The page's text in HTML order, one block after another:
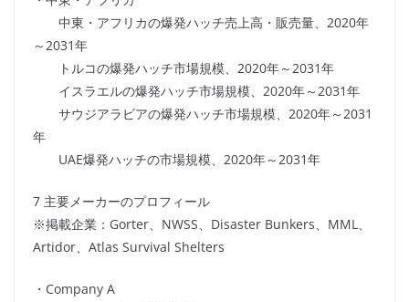
中東・アフリカの爆発ハッチ売上高・販売量、2020年
～2031年
トルコの爆発ハッチ市場規模、2020年～2031年
イスラエルの爆発ハッチ市場規模、2020年～2031年
サウジアラビアの爆発ハッチ市場規模、2020年～2031
年
UAE爆発ハッチの市場規模、2020年～2031年
7 主要メーカーのプロフィール
※掲載企業：Gorter、NWSS、Disaster Bunkers、MML、
Artidor、Atlas Survival Shelters
・Company A